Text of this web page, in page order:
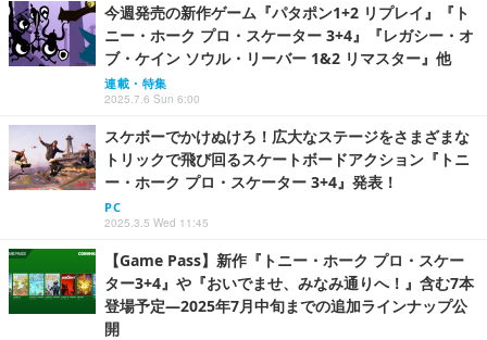
今週発売の新作ゲーム『パタポン1+2 リプレイ』『ト
ニー・ホーク プロ・スケーター 3+4』『レガシー・オ
ブ・ケイン ソウル・リーバー 1&2 リマスター』他
連載・特集
2025.7.6 Sun 6:00
スケボーでかけぬけろ！広大なステージをさまざまな
トリックで飛び回るスケートボードアクション『トニ
ー・ホーク プロ・スケーター 3+4』発表！
PC
2025.3.5 Wed 11:45
【Game Pass】新作『トニー・ホーク プロ・スケー
ター3+4』や『おいでませ、みなみ通りへ！』含む7本
登場予定―2025年7月中旬までの追加ラインナップ公
開